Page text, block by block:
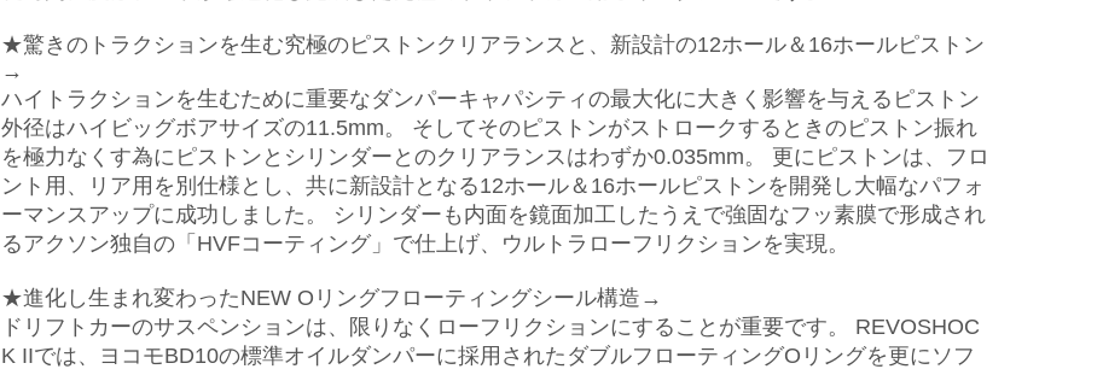
★驚きのトラクションを生む究極のピストンクリアランスと、新設計の12ホール＆16ホールピストン
→
ハイトラクションを生むために重要なダンパーキャパシティの最大化に大きく影響を与えるピストン
外径はハイビッグボアサイズの11.5mm。 そしてそのピストンがストロークするときのピストン振れ
を極力なくす為にピストンとシリンダーとのクリアランスはわずか0.035mm。 更にピストンは、フロ
ント用、リア用を別仕様とし、共に新設計となる12ホール＆16ホールピストンを開発し大幅なパフォ
ーマンスアップに成功しました。 シリンダーも内面を鏡面加工したうえで強固なフッ素膜で形成され
るアクソン独自の「HVFコーティング」で仕上げ、ウルトラローフリクションを実現。
★進化し生まれ変わったNEW Oリングフローティングシール構造→
ドリフトカーのサスペンションは、限りなくローフリクションにすることが重要です。 REVOSHOC
K IIでは、ヨコモBD10の標準オイルダンパーに採用されたダブルフローティングOリングを更にソフ